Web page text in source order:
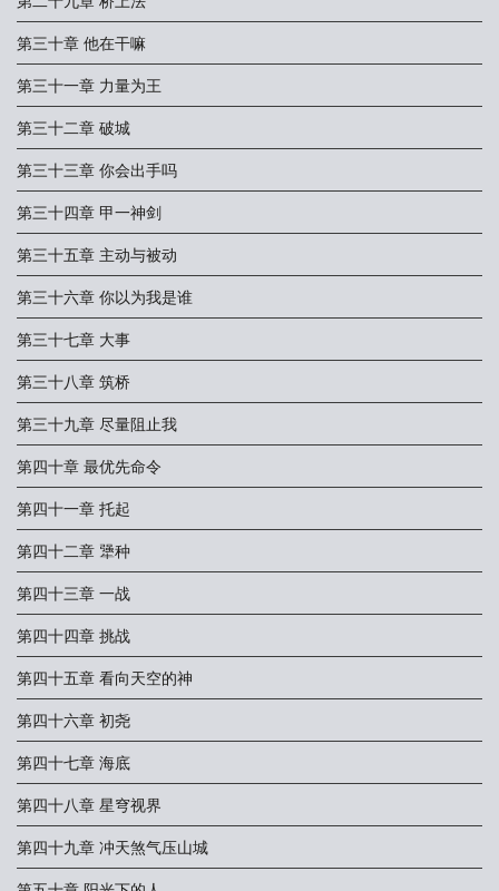
第三十章 他在干嘛
第三十一章 力量为王
第三十二章 破城
第三十三章 你会出手吗
第三十四章 甲一神剑
第三十五章 主动与被动
第三十六章 你以为我是谁
第三十七章 大事
第三十八章 筑桥
第三十九章 尽量阻止我
第四十章 最优先命令
第四十一章 托起
第四十二章 犟种
第四十三章 一战
第四十四章 挑战
第四十五章 看向天空的神
第四十六章 初尧
第四十七章 海底
第四十八章 星穹视界
第四十九章 冲天煞气压山城